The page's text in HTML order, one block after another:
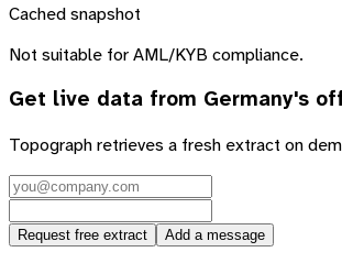
Cached snapshot
Not suitable for AML/KYB compliance.
Get live data from Germany's
Topograph retrieves a fresh extract on
Request free extract Add a message